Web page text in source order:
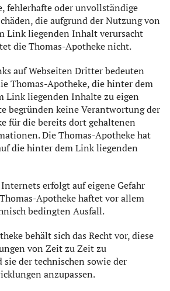
fehlerhafte oder unvollständige
die aufgrund der Nutzung von
Link liegenden Inhalt verursacht
die Thomas-Apotheke nicht.
auf Webseiten Dritter bedeuten
Thomas-Apotheke, die hinter dem
Link liegenden Inhalte zu eigen
begründen keine Verantwortung der
für die bereits dort gehaltenen
Die Thomas-Apotheke hat
die hinter dem Link liegenden
erfolgt auf eigene Gefahr
Apotheke haftet vor allem
bedingten Ausfall.
behält sich das Recht vor, diese
von Zeit zu Zeit zu
der technischen sowie der
anzupassen.